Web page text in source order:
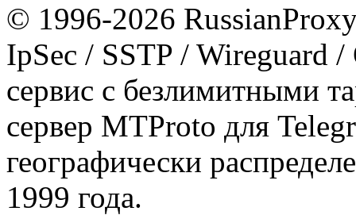
© 1996-2026
IpSec / SSTP / Wireguard
сервис с безлимитными
сервер MTProto для
географически
1999 года.